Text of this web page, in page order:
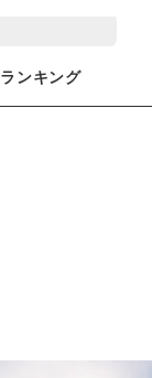
ランキング